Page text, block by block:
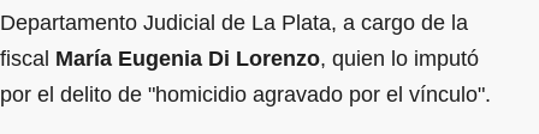
Departamento Judicial de La Plata, a cargo de la
fiscal María Eugenia Di Lorenzo, quien lo imputó
por el delito de "homicidio agravado por el vínculo".